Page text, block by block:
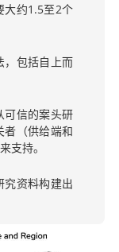
大约1.5至2个
，包括自上而
可信的案头研
者（供给端和
支持。
究资料构建出